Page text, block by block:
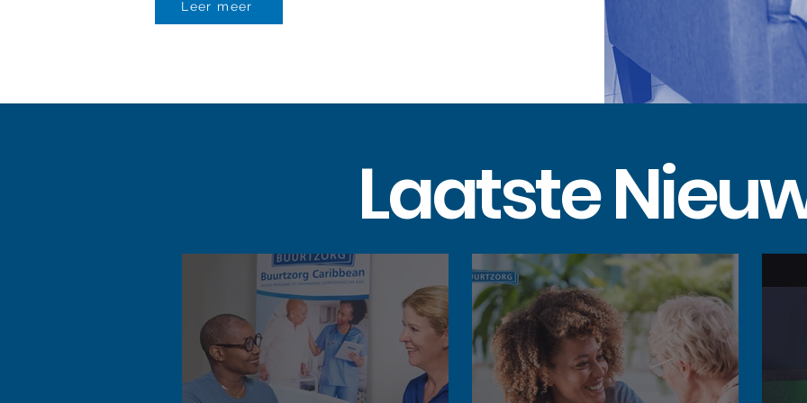
Leer meer
Laatste